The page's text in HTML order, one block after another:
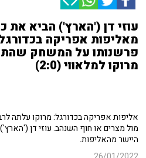
עוזי דן ('הארץ') הביא את
מאליפות אפריקה
פרשנותו על המשחק
מרוקו למלאווי (2:0)
אליפות אפריקה בכדורגל: מרוקו עלתה
מול מצרים או חוף השנהב. עוזי דן
היישר מהאליפות.